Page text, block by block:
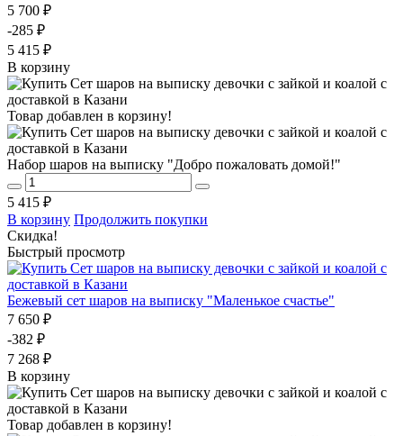
5 700 ₽
-285 ₽
5 415 ₽
В корзину
Товар добавлен в корзину!
Набор шаров на выписку "Добро пожаловать домой!"
5 415 ₽
В корзину Продолжить покупки
Скидка!
Быстрый просмотр
Бежевый сет шаров на выписку "Маленькое счастье"
7 650 ₽
-382 ₽
7 268 ₽
В корзину
Товар добавлен в корзину!